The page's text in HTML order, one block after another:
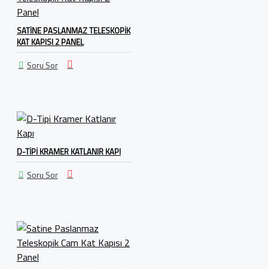
SATINE PASLANMAZ TELESKOPIK
KAT KAPISI 2 PANEL
Soru Sor
D-TIPI KRAMER KATLANIR KAPI
Soru Sor